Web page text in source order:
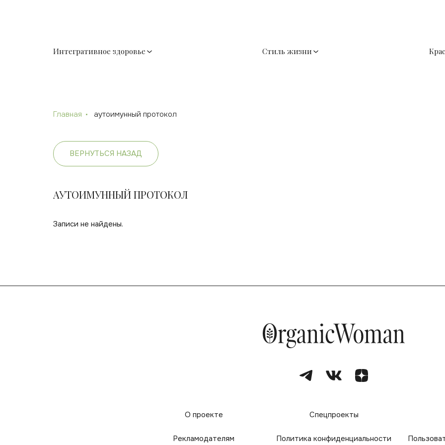
Интегративное здоровье Стиль жизни
Главная аутоимунный протокол
ВЕРНУТЬСЯ НАЗАД
АУТОИМУННЫЙ ПРОТОКОЛ
Записи не найдены.
О проекте Спецпроекты
Рекламодателям Политика конфиденциальности